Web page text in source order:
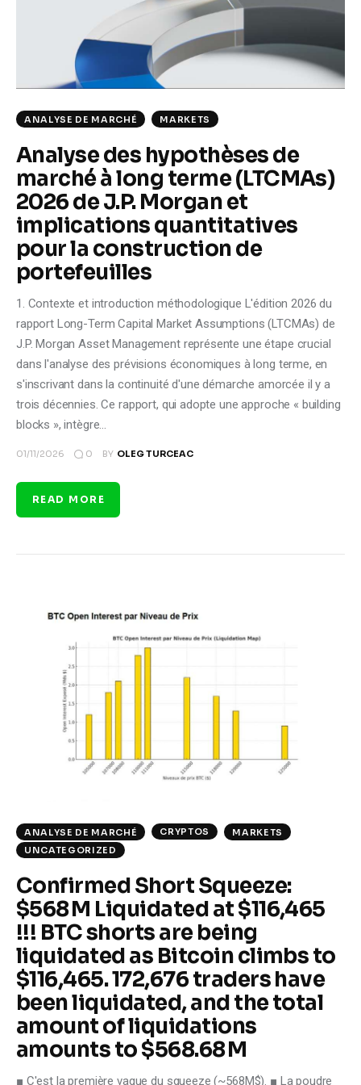
Markets
Tech
Shop
ANALYSE DE MARCHÉ MARKETS
Analyse des hypothèses de
marché à long terme (LTCMAs)
2026 de J.P. Morgan et
implications quantitatives
pour la construction de
portefeuilles
1. Contexte et introduction méthodologique L'édition 2026 du
rapport Long-Term Capital Market Assumptions (LTCMAs) de
J.P. Morgan Asset Management représente une étape crucial
dans l'analyse des prévisions économiques à long terme, en
s'inscrivant dans la continuité d'une démarche amorcée il y a
trois décennies. Ce rapport, qui adopte une approche « building
blocks », intègre…
01/11/2026 0 BY OLEG TURCEAC
READ MORE
ANALYSE DE MARCHÉ CRYPTOS
MARKETS
UNCATEGORIZED
Confirmed Short Squeeze:
$568 M Liquidated at $116,465
!!! BTC shorts are being
liquidated as Bitcoin climbs to
$116,465. 172,676 traders have
been liquidated, and the total
amount of liquidations
amounts to $568.68 M
■ C'est la première vague du squeeze (~568M$). ■ La poudre